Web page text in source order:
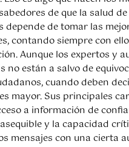
de que la salud
depende de tomar las
contando siempre con
Aunque los expertos y
no están a salvo de
cuando deben
mayor. Sus principales
a información de
y la capacidad
mensajes con una cierta